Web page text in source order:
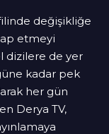
değişikliğe
etmeyi
dizilere de yer
kadar pek
her gün
Derya TV,